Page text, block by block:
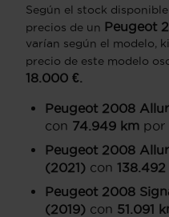
Según el stock
precios de un Peugeot
varían según el modelo,
precio de este modelo
18.000 €.
Peugeot 2008
con 74.949 km por
Peugeot 2008
(2021) con
Peugeot 2008
(2019) con 51.091